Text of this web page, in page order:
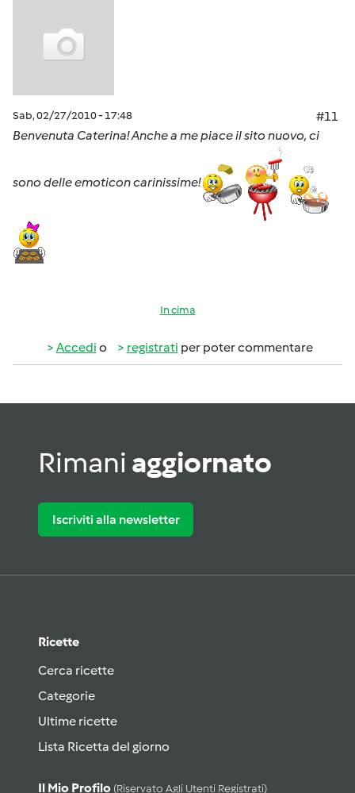
Sab, 02/27/2010 - 17:48
#11
Benvenuta Caterina! Anche a me piace il sito nuovo, ci
sono delle emoticon carinissime!
In cima
Accedi o registrati per poter commentare
Rimani aggiornato
Iscriviti alla newsletter
Ricette
Cerca ricette
Categorie
Ultime ricette
Lista Ricetta del giorno
Il Mio Profilo (riservato Agli Utenti Registrati)